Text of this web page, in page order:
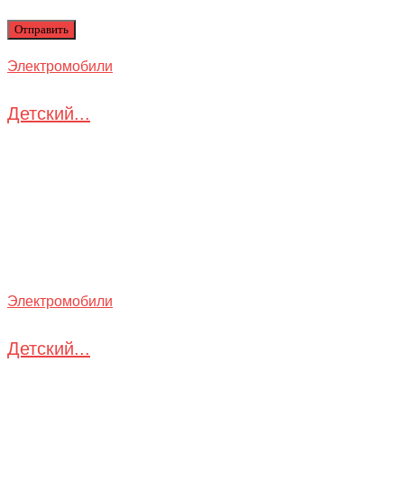
Электромобили
Детский...
Электромобили
Детский...